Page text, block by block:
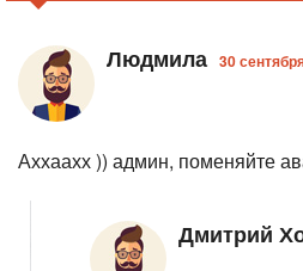
Людмила 30
Аххаахх )) админ, поменяйте
Дмитрий